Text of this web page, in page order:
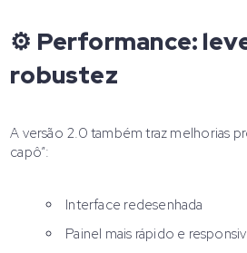
⚙️ Performance:
robustez
A versão 2.0 também traz melhorias
capô”:
Interface redesenhada
Painel mais rápido e